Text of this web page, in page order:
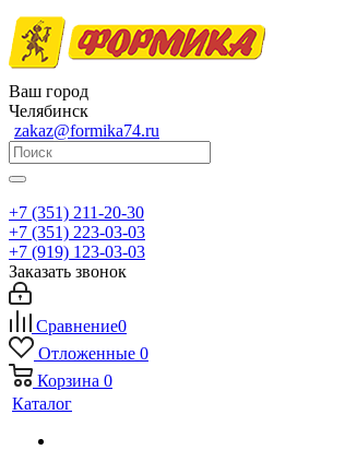
Ваш город
Челябинск
zakaz@formika74.ru
+7 (351) 211-20-30
+7 (351) 223-03-03
+7 (919) 123-03-03
Заказать звонок
Сравнение0
Отложенные 0
Корзина 0
Каталог